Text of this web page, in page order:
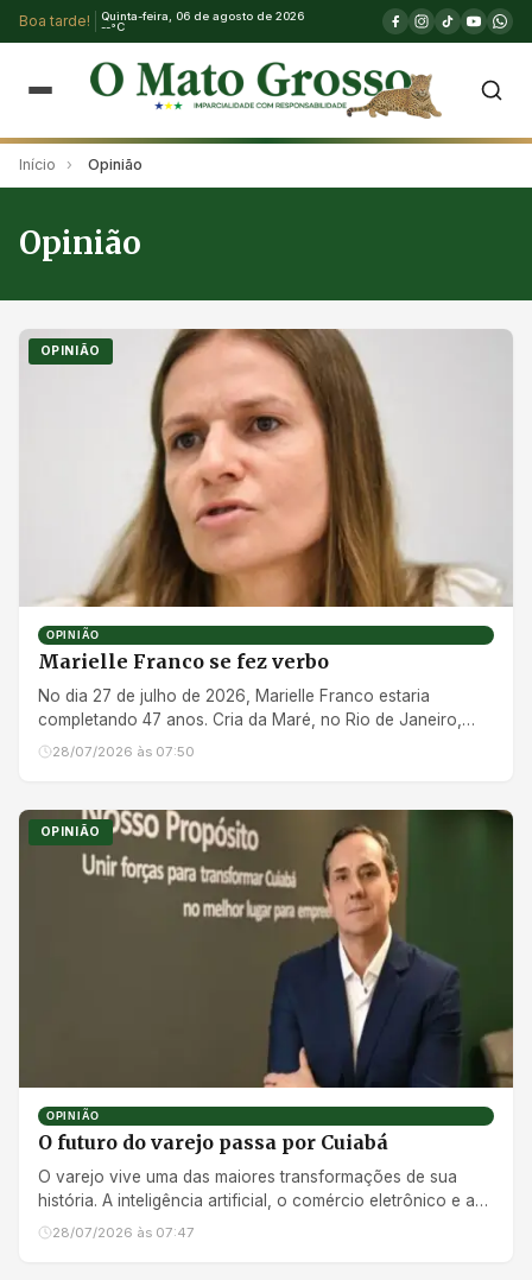
Boa tarde!
Quinta-feira, 06 de agosto de 2026
--°C
Início › Opinião
Opinião
OPINIÃO
OPINIÃO
Marielle Franco se fez verbo
No dia 27 de julho de 2026, Marielle Franco estaria
completando 47 anos. Cria da Maré, no Rio de Janeiro,
como gostava d...
28/07/2026 às 07:50
OPINIÃO
OPINIÃO
O futuro do varejo passa por Cuiabá
O varejo vive uma das maiores transformações de sua
história. A inteligência artificial, o comércio eletrônico e as
nova...
28/07/2026 às 07:47